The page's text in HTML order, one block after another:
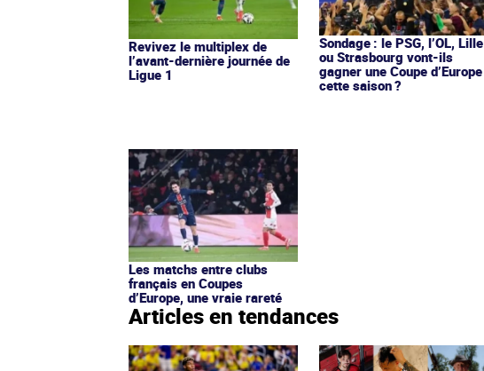
Revivez le multiplex de
l’avant-dernière journée de
Ligue 1
Sondage : le PSG, l’OL, Lille
ou Strasbourg vont-ils
gagner une Coupe d’Europe
cette saison ?
Les matchs entre clubs
français en Coupes
d’Europe, une vraie rareté
Articles en tendances